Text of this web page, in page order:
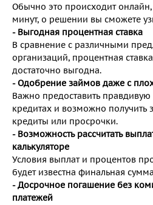
Обычно это происходит онлайн,
минут, о решении вы сможете
- Выгодная процентная ставка
В сравнение с различными
организаций, процентная
достаточно выгодна.
- Одобрение займов даже с
Важно предоставить
кредитах и возможно получить
кредиты или просрочки.
- Возможность рассчитать
калькуляторе
Условия выплат и процентов
будет известна финальная
- Досрочное погашение без
платежей